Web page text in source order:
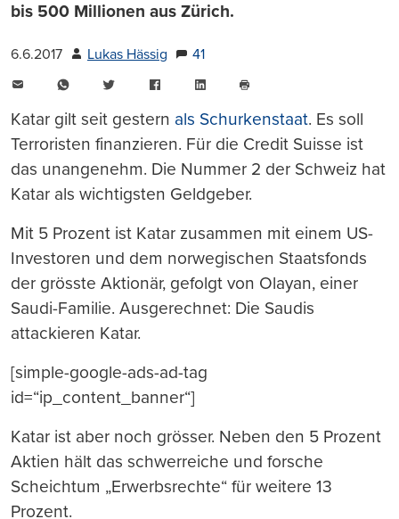
bis 500 Millionen aus Zürich.
6.6.2017 Lukas Hässig
41
WhatsAppTwitter FacebookLinkedIn
drucken
Katar gilt seit gestern als Schurkenstaat. Es soll
Terroristen finanzieren. Für die Credit Suisse ist
das unangenehm. Die Nummer 2 der Schweiz hat
Katar als wichtigsten Geldgeber.
Mit 5 Prozent ist Katar zusammen mit einem US-
Investoren und dem norwegischen Staatsfonds
der grösste Aktionär, gefolgt von Olayan, einer
Saudi-Familie. Ausgerechnet: Die Saudis
attackieren Katar.
[simple-google-ads-ad-tag
id=“ip_content_banner“]
Katar ist aber noch grösser. Neben den 5 Prozent
Aktien hält das schwerreiche und forsche
Scheichtum „Erwerbsrechte“ für weitere 13
Prozent.